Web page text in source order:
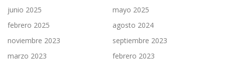
junio 2025
mayo 2025
febrero 2025
agosto 2024
noviembre 2023
septiembre 2023
marzo 2023
febrero 2023